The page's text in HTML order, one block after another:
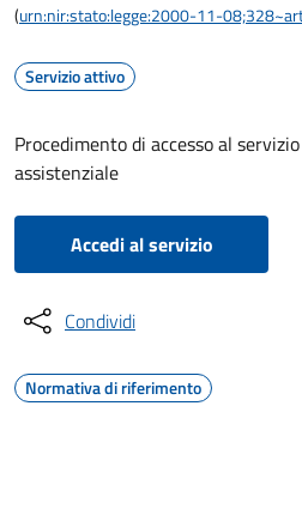
(urn:nir:stato:legge:2000-11-
Servizio attivo
Procedimento di accesso al
assistenziale
Accedi al servizio
Condividi
Normativa di riferimento